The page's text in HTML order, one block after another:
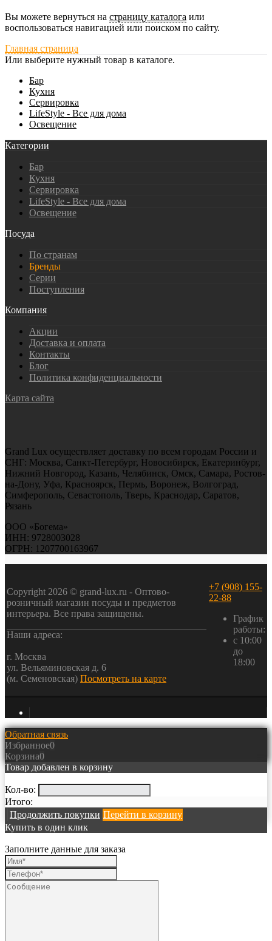
Вы можете вернуться на страницу каталога или
воспользоваться навигацией или поиском по сайту.
Главная страница
Или выберите нужный товар в каталоге.
Бар
Кухня
Сервировка
LifeStyle - Все для дома
Освещение
Категории
Бар
Кухня
Сервировка
LifeStyle - Все для дома
Освещение
Посуда
По странам
Бренды
Серии
Поступления
Компания
Акции
Доставка и оплата
Контакты
Блог
Политика конфиденциальности
Карта сайта
Grand Lux осуществляет доставку по всем городам России и
СНГ: Москва, Санкт-Петербург, Новосибирск, Екатеринбург,
Нижний Новгород, Казань, Челябинск, Омск, Самара, Ростов-
на-Дону, Уфа, Красноярск, Пермь, Воронеж, Волгоград,
Симферополь, Севастополь, Тверь, Краснодар, Саратов,
Рязань
ООО «Богема»
ИНН: 9728003028
ОГРН: 1207700163967
Copyright 2026 © grand-lux.ru - Оптово-
розничный магазин посуды и предметов
интерьера. Все права защищены.
Наши адреса:
г. Москва
ул. Вельяминовская д. 6
(м. Семеновская) Посмотреть на карте
+7 (908) 155-
22-88
График
работы:
с 10:00
до
18:00
Обратная связь
Избранное0
Корзина0
Товар добавлен в корзину
Кол-во:
Итого:
Продолжить покупки Перейти в корзину
Купить в один клик
Заполните данные для заказа